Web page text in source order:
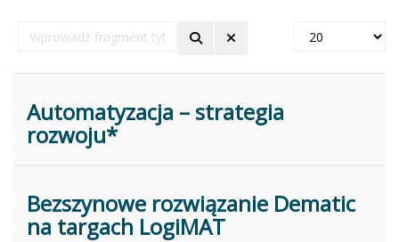
Wprowadź
fragment
Pokaż
Automatyzacja – strategia
rozwoju*
Bezszynowe rozwiązanie Dematic
na targach LogiMAT